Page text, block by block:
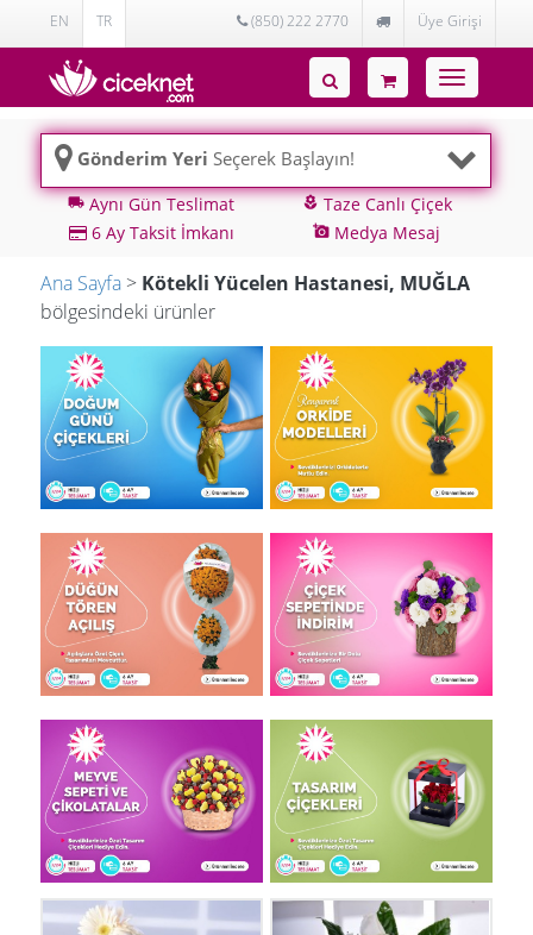
EN TR (850) 222 2770 Üye Girişi
Toggle
navigation
Gönderim Yeri Seçerek Başlayın!
local_shippingAynı Gün Teslimat local_floristTaze Canlı Çiçek
6 Ay Taksit İmkanı
add_a_photo Medya Mesaj
Ana Sayfa > Kötekli Yücelen Hastanesi, MUĞLA
bölgesindeki ürünler